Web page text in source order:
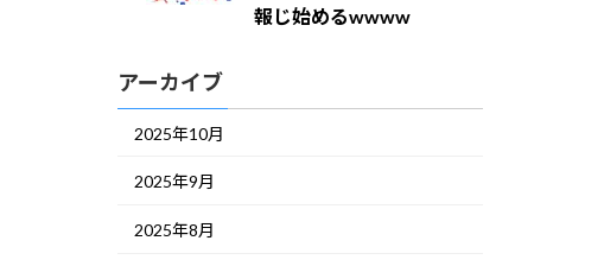
報じ始めるwwww
アーカイブ
2025年10月
2025年9月
2025年8月